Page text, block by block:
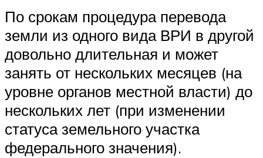
По срокам процедура перевода
земли из одного вида ВРИ в другой
довольно длительная и может
занять от нескольких месяцев (на
уровне органов местной власти) до
нескольких лет (при изменении
статуса земельного участка
федерального значения).